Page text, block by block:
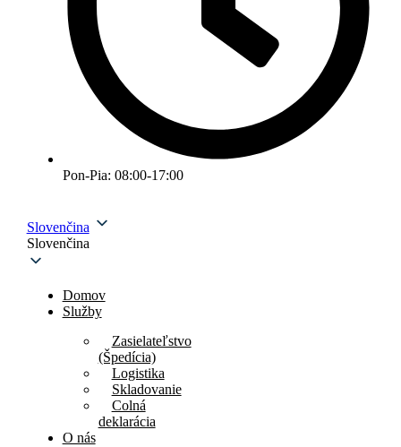
Pon-Pia: 08:00-17:00
Slovenčina
Slovenčina
Domov
Služby
Zasielateľstvo
(Špedícia)
Logistika
Skladovanie
Colná
deklarácia
O nás